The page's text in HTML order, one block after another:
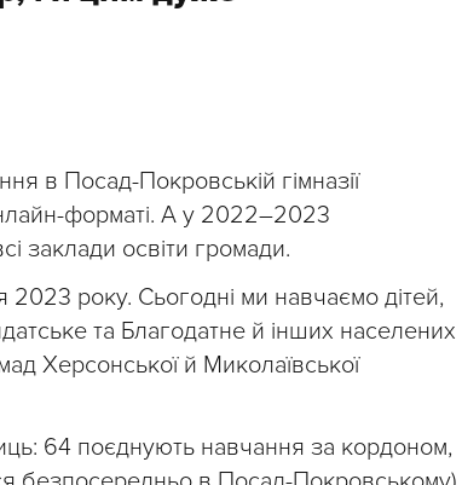
в Посад-Покровській гімназії
форматі. А у 2022–2023
заклади освіти громади.
року. Сьогодні ми навчаємо дітей,
та Благодатне й інших населених
Херсонської й Миколаївської
64 поєднують навчання за кордоном,